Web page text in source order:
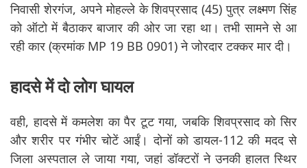
निवासी शेरगंज, अपने मोहल्ले के शिवप्रसाद (45) पुत्र लक्ष्मण सिंह
को ऑटो में बैठाकर बाजार की ओर जा रहा था। तभी सामने से आ
रही कार (क्रमांक MP 19 BB 0901) ने जोरदार टक्कर मार दी।
हादसे में दो लोग घायल
वही, हादसे में कमलेश का पैर टूट गया, जबकि शिवप्रसाद को सिर
और शरीर पर गंभीर चोटें आईं। दोनों को डायल-112 की मदद से
जिला अस्पताल ले जाया गया, जहां डॉक्टरों ने उनकी हालत स्थिर